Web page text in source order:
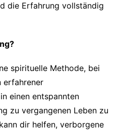
die Erfahrung vollständig
spirituelle Methode, bei
erfahrener
einen entspannten
zu vergangenen Leben zu
dir helfen, verborgene